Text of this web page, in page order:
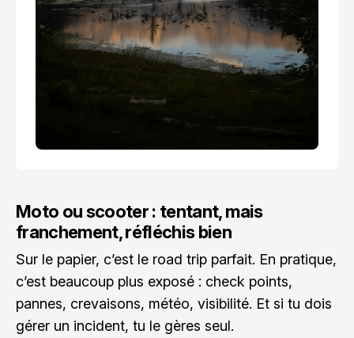
Moto ou scooter : tentant, mais
franchement, réfléchis bien
Sur le papier, c’est le road trip parfait. En pratique,
c’est beaucoup plus exposé : check points,
pannes, crevaisons, météo, visibilité. Et si tu dois
gérer un incident, tu le gères seul.